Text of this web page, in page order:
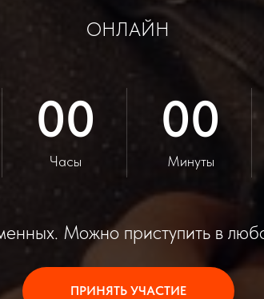
ОНЛАЙН
00
Часы
00
Минуты
Можно приступить в
ПРИНЯТЬ УЧАСТИЕ